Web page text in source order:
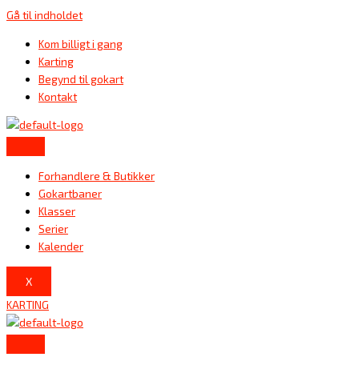
Gå til indholdet
Kom billigt i gang
Karting
Begynd til gokart
Kontakt
Forhandlere & Butikker
Gokartbaner
Klasser
Serier
Kalender
X
KARTING